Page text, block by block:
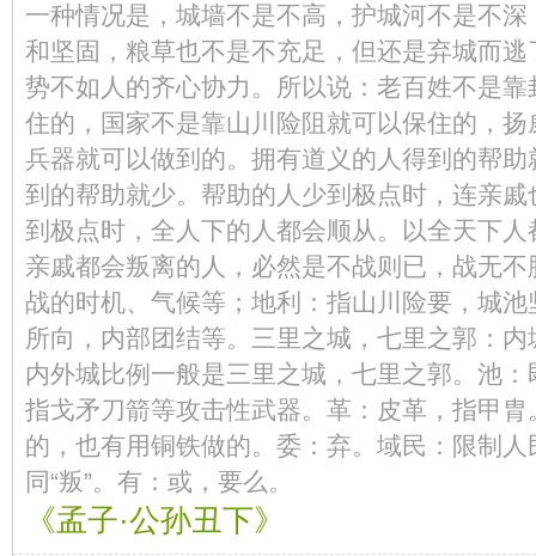
一种情况是，城墙不是不高，护城河不是不
和坚固，粮草也不是不充足，但还是弃城而
势不如人的齐心协力。所以说：老百姓不是
住的，国家不是靠山川险阻就可以保住的，
兵器就可以做到的。拥有道义的人得到的帮
到的帮助就少。帮助的人少到极点时，连亲
到极点时，全人下的人都会顺从。以全天下
亲戚都会叛离的人，必然是不战则已，战无
战的时机、气候等；地利：指山川险要，城
所向，内部团结等。三里之城，七里之郭：内
内外城比例一般是三里之城，七里之郭。池
指戈矛刀箭等攻击性武器。革：皮革，指甲
的，也有用铜铁做的。委：弃。域民：限制
同“叛”。有：或，要么。
《孟子·公孙丑下》